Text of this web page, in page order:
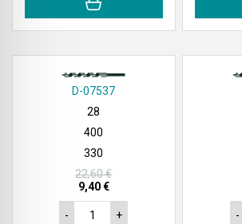
D-07537
28
400
330
22,60 €
9,40 €
- + -